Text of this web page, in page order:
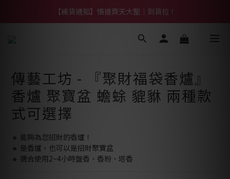
【熱門】馬上有系列！四種寶物幫你財運「轉」進來
【補貨通知】悟道齊天大聖｜到貨拉！
【熱門】馬上有系列！四種寶物幫你財運「轉」進來
傳藝工坊 - 『聚財福袋香爐』
香爐 聚寶盆 蟾蜍 貔貅 兩種款
式可選擇
🔸 能夠為您招財的香爐！
🔸 是香爐，也可以是招財聚寶盆
🔸 適合使用2~4小時盤香、香粉、塔香